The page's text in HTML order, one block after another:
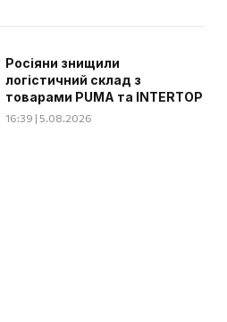
Росіяни знищили
логістичний склад з
товарами PUMA та INTERTOP
16:39 | 5.08.2026